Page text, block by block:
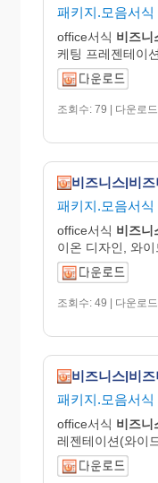
패키지.모음서식
office서식 비즈니
케팅 프레젠테이
조회수: 79 | 다운로
패키지.모음서식
office서식 비즈니
이온 디자인, 와
조회수: 49 | 다운로
패키지.모음서식
office서식 비즈니
레젠테이션(와이